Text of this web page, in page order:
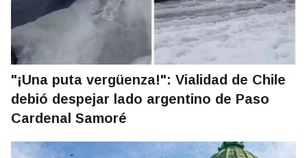
"¡Una puta vergüenza!": Vialidad de Chile
debió despejar lado argentino de Paso
Cardenal Samoré